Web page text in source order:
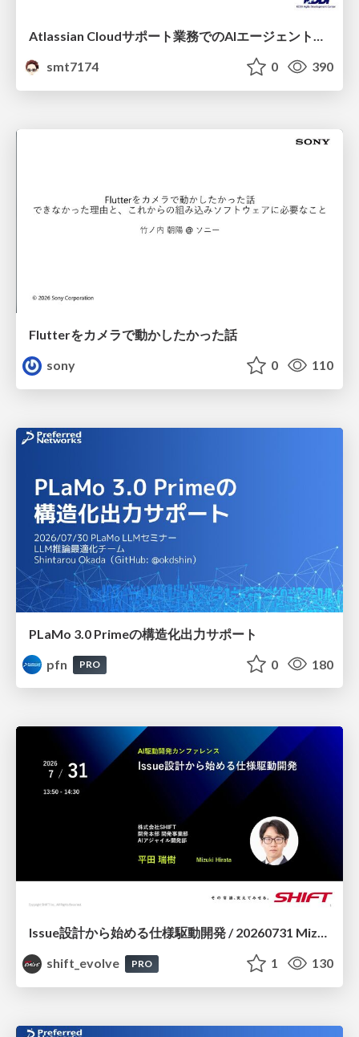
smt7174
0 390
Flutterをカメラで動かしたかった話
sony
0 110
PLaMo 3.0 Primeの構造化出力サポート
pfn
PRO 0 180
Issue設計から始める仕様駆動開発 / 20260731 Mizuki Hirata
shift_evolve
PRO 1 130